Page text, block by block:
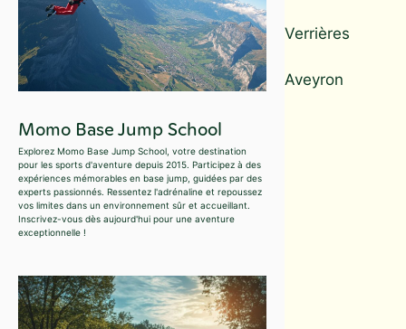
Momo Base Jump School
Explorez Momo Base Jump School, votre destination
pour les sports d'aventure depuis 2015. Participez à des
expériences mémorables en base jump, guidées par des
experts passionnés. Ressentez l'adrénaline et repoussez
vos limites dans un environnement sûr et accueillant.
Inscrivez-vous dès aujourd'hui pour une aventure
exceptionnelle !
Verrières
Aveyron